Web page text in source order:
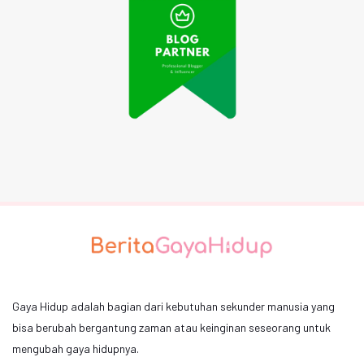
Gaya Hidup adalah bagian dari kebutuhan sekunder manusia yang
bisa berubah bergantung zaman atau keinginan seseorang untuk
mengubah gaya hidupnya.